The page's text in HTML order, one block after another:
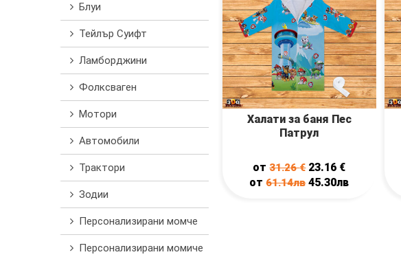
Блуи
Тейлър Суифт
Ламборджини
Фолксваген
Мотори
Автомобили
Трактори
Зодии
Персонализирани момче
Персонализирани момиче
Халати за баня Пес
Патрул
от31.26€ 23.16 €
от61.14лв 45.30лв